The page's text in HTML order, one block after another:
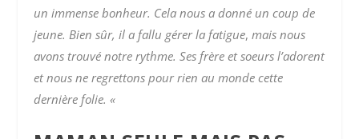
un immense bonheur. Cela nous a donné un coup de
jeune. Bien sûr, il a fallu gérer la fatigue,mais nous
avons trouvé notre rythme. Ses frère et soeurs l’adorent
et nous ne regrettons pour rien au monde cette
dernière folie. «